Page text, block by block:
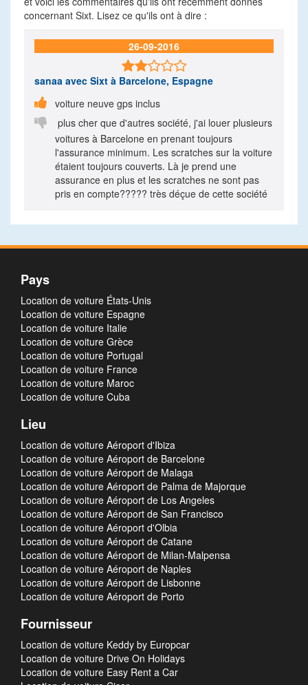
concernant Sixt. Lisez ce qu'ils ont à dire :
26-09-2016

sanaa avec Sixt à Barcelone, Espagne
 voiture neuve gps inclus

plus cher que d'autres société, j'ai louer plusieurs
voitures à Barcelone en prenant toujours
l'assurance minimum. Les scratches sur la voiture
étaient toujours couverts. Là je prend une
assurance en plus et les scratches ne sont pas
pris en compte????? très déçue de cette société
Pays
Location de voiture États-Unis
Location de voiture Espagne
Location de voiture Italie
Location de voiture Grèce
Location de voiture Portugal
Location de voiture France
Location de voiture Maroc
Location de voiture Cuba
Lieu
Location de voiture Aéroport d'Ibiza
Location de voiture Aéroport de Barcelone
Location de voiture Aéroport de Malaga
Location de voiture Aéroport de Palma de Majorque
Location de voiture Aéroport de Los Angeles
Location de voiture Aéroport de San Francisco
Location de voiture Aéroport d'Olbia
Location de voiture Aéroport de Catane
Location de voiture Aéroport de Milan-Malpensa
Location de voiture Aéroport de Naples
Location de voiture Aéroport de Lisbonne
Location de voiture Aéroport de Porto
Fournisseur
Location de voiture Keddy by Europcar
Location de voiture Drive On Holidays
Location de voiture Easy Rent a Car